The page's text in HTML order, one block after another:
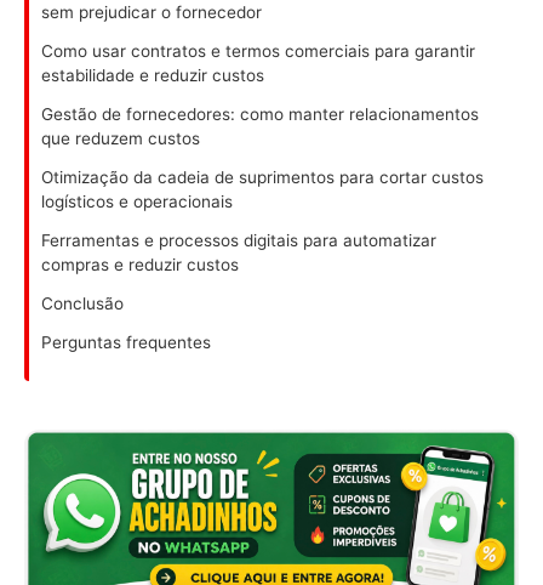
sem prejudicar o fornecedor
Como usar contratos e termos comerciais para garantir
estabilidade e reduzir custos
Gestão de fornecedores: como manter relacionamentos
que reduzem custos
Otimização da cadeia de suprimentos para cortar custos
logísticos e operacionais
Ferramentas e processos digitais para automatizar
compras e reduzir custos
Conclusão
Perguntas frequentes